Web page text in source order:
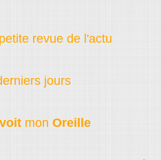
revue de l'actu
jours
voitmon Oreille